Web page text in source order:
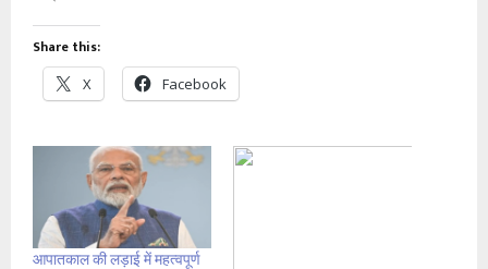
Share this:
X Facebook
आपातकाल की लड़ाई में महत्वपूर्ण